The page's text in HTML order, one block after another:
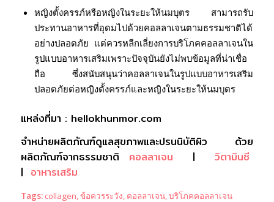
หญิงตั้งครรภ์หรือหญิงในระยะให้นมบุตร สามารถรับ
ประทานอาหารที่อุดมไปด้วยคอลลาเจนตามธรรมชาติได้
อย่างปลอดภัย แต่ควรหลีกเลี่ยงการบริโภคคอลลาเจนใน
รูปแบบอาหารเสริมเพราะปัจจุบันยังไม่พบข้อมูลที่น่าเชื่อ
ถือ ซึ่งสนับสนุนว่าคอลลาเจนในรูปแบบอาหารเสริม
ปลอดภัยต่อหญิงตั้งครรภ์และหญิงในระยะให้นมบุตร
แหล่งที่มา : hellokhunmor.com
จำหน่ายผลิตภัณฑ์ดูแลสุขภาพและปรนนิบัติผิว ด้วย
ผลิตภัณฑ์จากธรรมชาติ คอลลาเจน |วิตามินซี
| อาหารเสริม
Tags: collagen,ข้อควรระวัง, คอลลาเจน,บริโภคคอลลาเจน